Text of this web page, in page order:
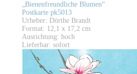
„Bienenfreundliche Blumen“
Postkarte pk5013
Urheber: Dörthe Brandt
Format: 12,1 x 17,2 cm
Ausrichtung: hoch
Lieferbar: sofort